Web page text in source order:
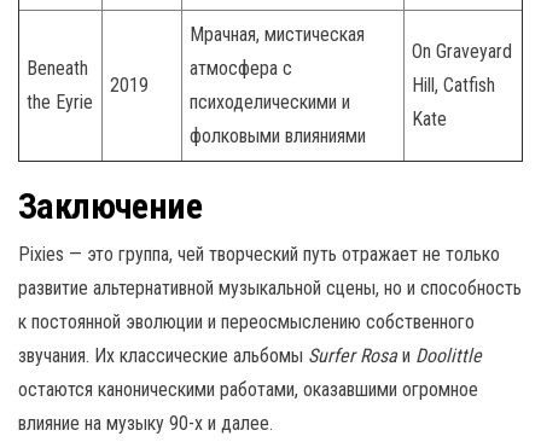
Beneath
the Eyrie
2019
Мрачная, мистическая
атмосфера с
психоделическими и
фолковыми влияниями
On Graveyard
Hill, Catfish
Kate
Заключение
Pixies — это группа, чей творческий путь отражает не только
развитие альтернативной музыкальной сцены, но и способность
к постоянной эволюции и переосмыслению собственного
звучания. Их классические альбомы Surfer Rosaи Doolittle
остаются каноническими работами, оказавшими огромное
влияние на музыку 90-х и далее.